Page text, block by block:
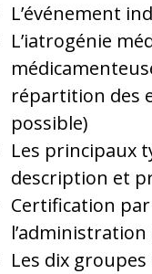
L’événement
L’iatrogénie
répartition des
possible)
Les principaux
description et
Certification
Les dix